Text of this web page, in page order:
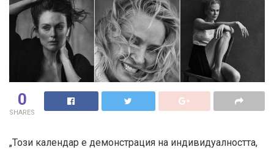
0
SHARES
„Този календар е демонстрация на индивидуалността,